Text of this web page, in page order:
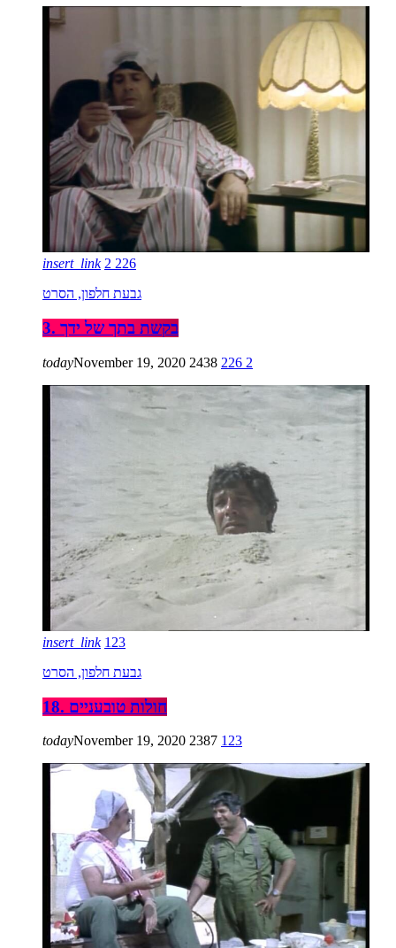
insert_link 2 226
גבעת חלפון, הסרט
3. בקשת בתך של ידך
todayNovember 19, 2020 2438 226 2
insert_link 123
גבעת חלפון, הסרט
18. חולות טובעניים
todayNovember 19, 2020 2387 123